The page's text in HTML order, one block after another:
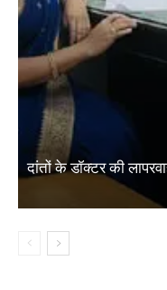
दांतों के डॉक्टर की